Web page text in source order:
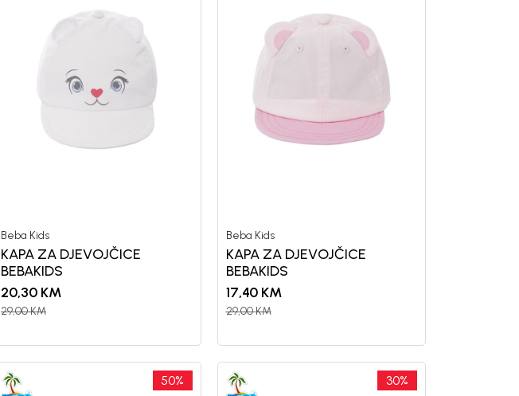
Beba Kids
KAPA ZA DJEVOJČICE
BEBAKIDS
20,30 KM
29,00KM
Beba Kids
KAPA ZA DJEVOJČICE
BEBAKIDS
17,40 KM
29,00KM
50% 30%